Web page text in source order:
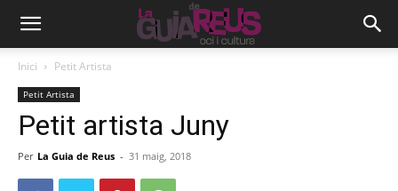
Inici Petit Artista
Petit Artista
Petit artista Juny
Per La Guia de Reus - 31 maig, 2018